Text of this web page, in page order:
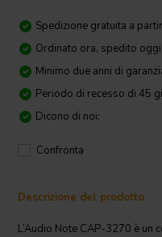
Spedizione gratuita a
Ordinato ora, spedito oggi
Minimo due anni di
Periodo di recesso di 45
Dicono di noi:
Confronta
Descrizione del prodotto
L’Audio Note CAP-3270 è un